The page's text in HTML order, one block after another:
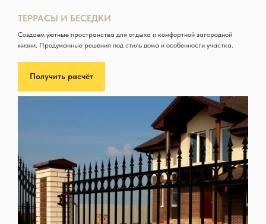
ТЕРРАСЫ И БЕСЕДКИ
Создаем уютные пространства для отдыха и комфортной загородной
жизни. Продуманные решения под стиль дома и особенности участка.
Получить расчёт